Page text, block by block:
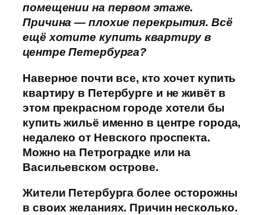
помещении на первом этаже.
Причина — плохие перекрытия. Всё
ещё хотите купить квартиру в
центре Петербурга?
Наверное почти все, кто хочет купить
квартиру в Петербурге и не живёт в
этом прекрасном городе хотели бы
купить жильё именно в центре города,
недалеко от Невского проспекта.
Можно на Петроградке или на
Васильевском острове.
Жители Петербурга более осторожны
в своих желаниях. Причин несколько.